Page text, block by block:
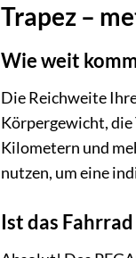
Trapez –
Wie weit
Die Reichweite
Körpergewicht, die
Kilometern und
nutzen, um eine
Ist das